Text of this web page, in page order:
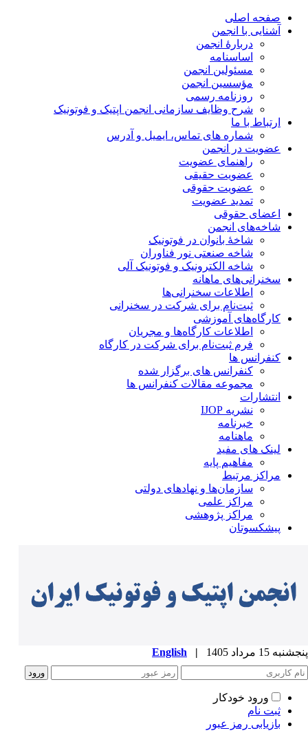
صفحه اصلی
آشنایی با انجمن
دربارۀ انجمن
اساسنامه
مسئولین انجمن
مؤسسین انجمن
روزنامه رسمی
شرح وظایف سازمانی انجمن اپتیک و فوتونیک
ارتباط با ما
شماره های تماس، ایمیل و آدرس
عضویت در انجمن
راهنمای عضویت
عضویت حقیقی
عضویت حقوقی
تمدید عضویت
اعضای حقوقی
شاخه‌های انجمن
شاخۀ بانوان در فوتونیک
شاخه صنعتی نور فناوران
شاخه‌ الکترونیک و فوتونیک آلی
سخنرانی‌های ماهانه
اطلاعات سخنرانی‌‌ها
ثبت‌نام برای شرکت در سخنرانی
کارگاه‌های آموزشی
اطلاعات کارگاه‌ها و مجریان
فرم ثبت‌نام برای شرکت در کارگاه
کنفرانس ها
کنفرانس های برگزار شده
مجموعه مقالات کنفرانس ها
انتشارات
نشریه IJOP
خبرنامه
ماهنامه
لینک های مفید
مفاهیم پایه
مراکز مرتبط
سازمان‌ها و نهادهای دولتی
مراکز علمی
مراکز پژوهشی
پیشکسوتان
15 مرداد 1405 |
English
ورود خودکار
ثبت نام
بازیابی رمز عبور